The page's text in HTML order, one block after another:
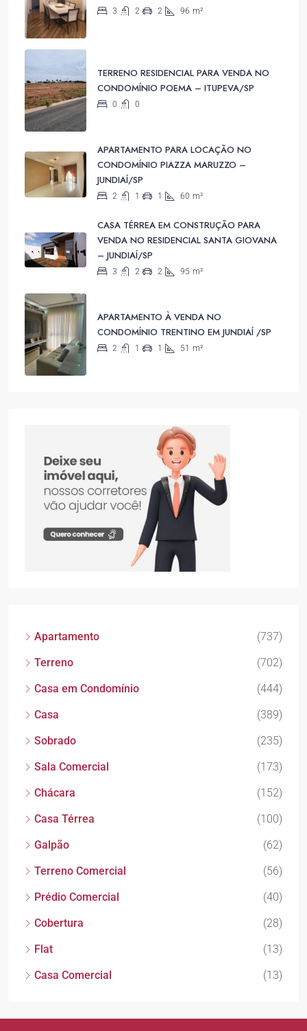
3 2 2 96 m²
TERRENO RESIDENCIAL PARA VENDA NO
CONDOMÍNIO POEMA – ITUPEVA/SP
0 0
APARTAMENTO PARA LOCAÇÃO NO
CONDOMÍNIO PIAZZA MARUZZO –
JUNDIAÍ/SP
2 1 1 60 m²
CASA TÉRREA EM CONSTRUÇÃO PARA
VENDA NO RESIDENCIAL SANTA GIOVANA
– JUNDIAÍ/SP
3 2 2 95 m²
APARTAMENTO À VENDA NO
CONDOMÍNIO TRENTINO EM JUNDIAÍ /SP
2 1 1 51 m²
Apartamento
(737)
Terreno
(702)
Casa em Condomínio
(444)
Casa
(389)
Sobrado
(235)
Sala Comercial
(173)
Chácara
(152)
Casa Térrea
(100)
Galpão
(62)
Terreno Comercial
(56)
Prédio Comercial
(40)
Cobertura
(28)
Flat
(13)
Casa Comercial
(13)